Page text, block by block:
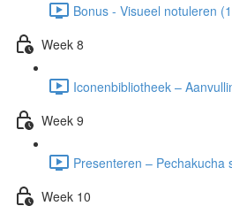
Bonus - Visueel notuleren
Week 8
Iconenbibliotheek –
Week 9
Presenteren – Pechakucha
Week 10